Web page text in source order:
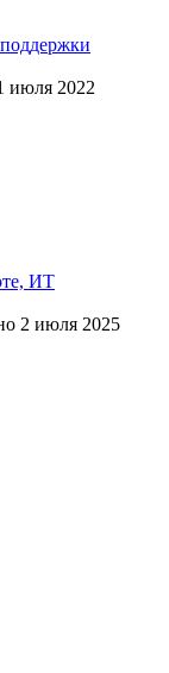
июля 2022
ИТ
2 июля 2025